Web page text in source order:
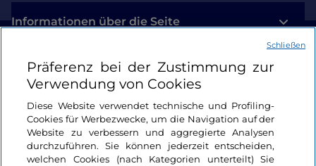
Informationen über die Seite
Nützliche Links
Login
Bleiben wir in Kontakt
Präferenz bei der Zustimmung zur
Verwendung von Cookies
Diese Website verwendet technische und Profiling-
Cookies für Werbezwecke, um die Navigation auf der
Website zu verbessern und aggregierte Analysen
durchzuführen. Sie können jederzeit entscheiden,
welchen Cookies (nach Kategorien unterteilt) Sie
Schließen